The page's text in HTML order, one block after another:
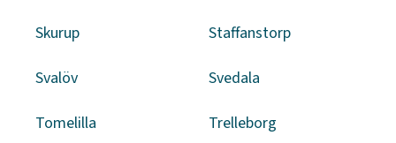
Skurup Staffanstorp
Svalöv Svedala
Tomelilla Trelleborg